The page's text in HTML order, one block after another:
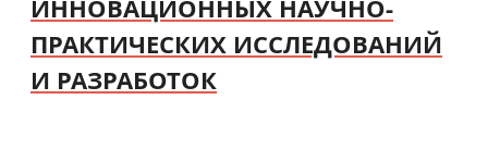
ИННОВАЦИОННЫХ НАУЧНО-
ПРАКТИЧЕСКИХ ИССЛЕДОВАНИЙ
И РАЗРАБОТОК